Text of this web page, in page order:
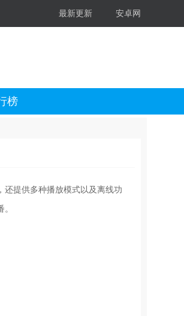
最新更新 安卓网
榜
还提供多种播放模式以及离线功